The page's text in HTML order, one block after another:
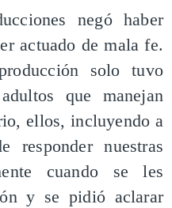
negó haber
actuado de mala fe.
solo tuvo
que manejan
ellos, incluyendo a
responder nuestras
cuando se les
y se pidió aclarar